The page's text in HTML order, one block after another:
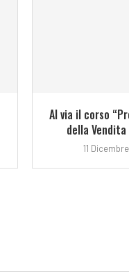
Al via il corso
della
11